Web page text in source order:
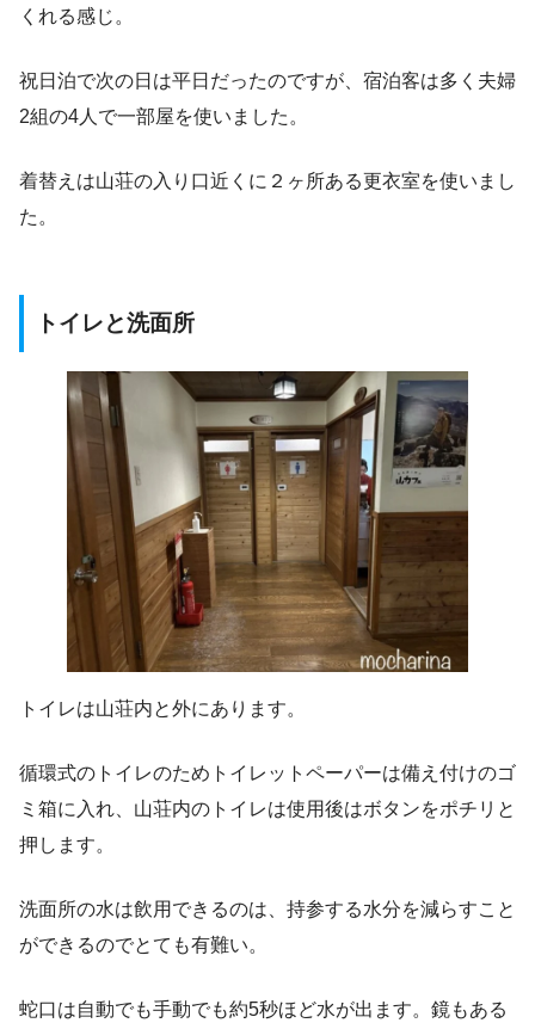
くれる感じ。
祝日泊で次の日は平日だったのですが、宿泊客は多く夫婦
2組の4人で一部屋を使いました。
着替えは山荘の入り口近くに２ヶ所ある更衣室を使いまし
た。
トイレと洗面所
トイレは山荘内と外にあります。
循環式のトイレのためトイレットペーパーは備え付けのゴ
ミ箱に入れ、山荘内のトイレは使用後はボタンをポチリと
押します。
洗面所の水は飲用できるのは、持参する水分を減らすこと
ができるのでとても有難い。
蛇口は自動でも手動でも約5秒ほど水が出ます。鏡もある